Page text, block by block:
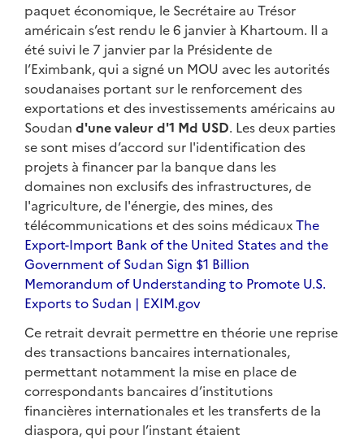
paquet économique, le Secrétaire au Trésor
américain s’est rendu le 6 janvier à Khartoum. Il a
été suivi le 7 janvier par la Présidente de
l’Eximbank, qui a signé un MOU avec les autorités
soudanaises portant sur le renforcement des
exportations et des investissements américains au
Soudan d'une valeur d'1 Md USD. Les deux parties
se sont mises d’accord sur l'identification des
projets à financer par la banque dans les
domaines non exclusifs des infrastructures, de
l'agriculture, de l'énergie, des mines, des
télécommunications et des soins médicauxThe
Export-Import Bank of the United States and the
Government of Sudan Sign $1 Billion
Memorandum of Understanding to Promote U.S.
Exports to Sudan | EXIM.gov
Ce retrait devrait permettre en théorie une reprise
des transactions bancaires internationales,
permettant notamment la mise en place de
correspondants bancaires d’institutions
financières internationales et les transferts de la
diaspora, qui pour l’instant étaient